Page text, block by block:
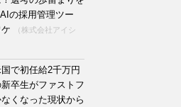
の採用管理ツー
（株式会社アイシ
で初任給2千万円
卒生がファストフ
くなった現状から